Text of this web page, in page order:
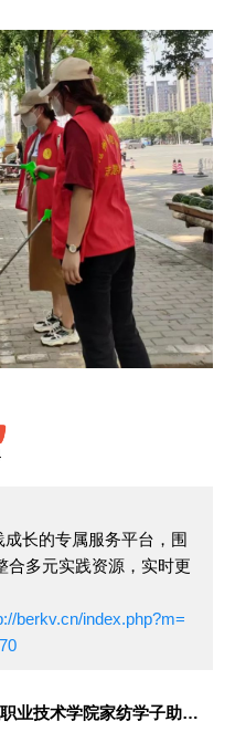
长的专属服务平台，围
合多元实践资源，实时更
berkv.cn/index.php?m=
非遗焕新：江苏工程职业技术学院家纺学子助力蓝印花布走进现代生